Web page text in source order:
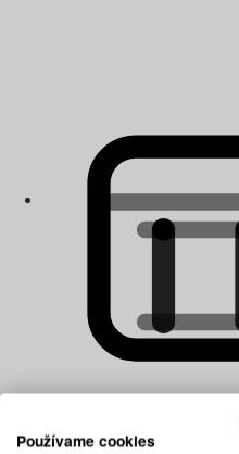
Matrace multipocketové
Používame cookies